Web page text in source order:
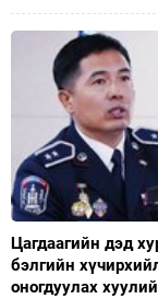
Цагдаагийн дэд
бэлгийн
оногдуулах